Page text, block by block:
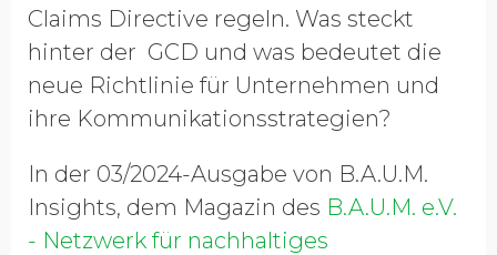
Claims Directive regeln. Was steckt
hinter der GCD und was bedeutet die
neue Richtlinie für Unternehmen und
ihre Kommunikationsstrategien?
In der 03/2024-Ausgabe von B.A.U.M.
Insights, dem Magazin des B.A.U.M. e.V.
- Netzwerk für nachhaltiges